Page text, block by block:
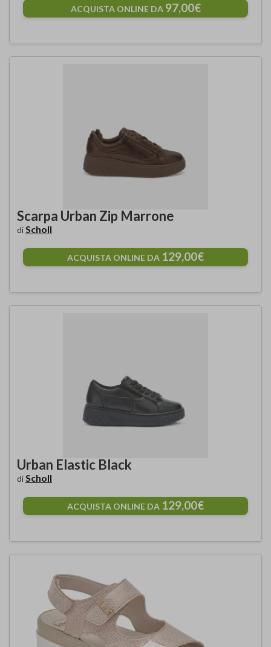
ACQUISTA ONLINE DA 97,00€
Scarpa Urban Zip Marrone
diScholl
ACQUISTA ONLINE DA 129,00€
Urban Elastic Black
diScholl
ACQUISTA ONLINE DA 129,00€